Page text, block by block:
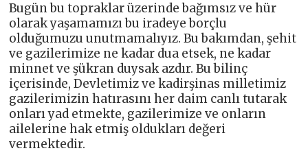
Bugün bu topraklar üzerinde bağımsız ve hür
olarak yaşamamızı bu iradeye borçlu
olduğumuzu unutmamalıyız. Bu bakımdan, şehit
ve gazilerimize ne kadar dua etsek, ne kadar
minnet ve şükran duysak azdır. Bu bilinç
içerisinde, Devletimiz ve kadirşinas milletimiz
gazilerimizin hatırasını her daim canlı tutarak
onları yad etmekte, gazilerimize ve onların
ailelerine hak etmiş oldukları değeri
vermektedir.